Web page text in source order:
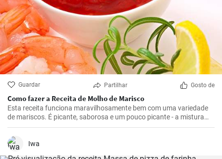
Guardar Partilhar Gosto de
Como fazer a Receita de Molho de Marisco
Esta receita funciona maravilhosamente bem com uma variedade
de mariscos. É picante, saborosa e um pouco picante - a mistura
certa para realçar os deliciosos sabores do marisco.
Iwa